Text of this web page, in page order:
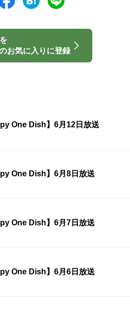
お気に入りに登録
One Dish】6月12日放送
One Dish】6月8日放送
One Dish】6月7日放送
One Dish】6月6日放送